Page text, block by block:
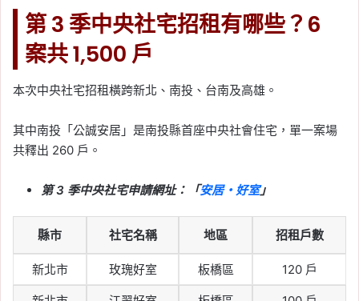
第 3 季中央社宅招租有哪些？6
案共 1,500 戶
本次中央社宅招租橫跨新北、南投、台南及高雄。
其中南投「公誠安居」是南投縣首座中央社會住宅，單一案場
共釋出 260 戶。
第 3 季中央社宅申請網址：「安居・好室」
縣市 社宅名稱 地區 招租戶數
新北市 玫瑰好室 板橋區 120 戶